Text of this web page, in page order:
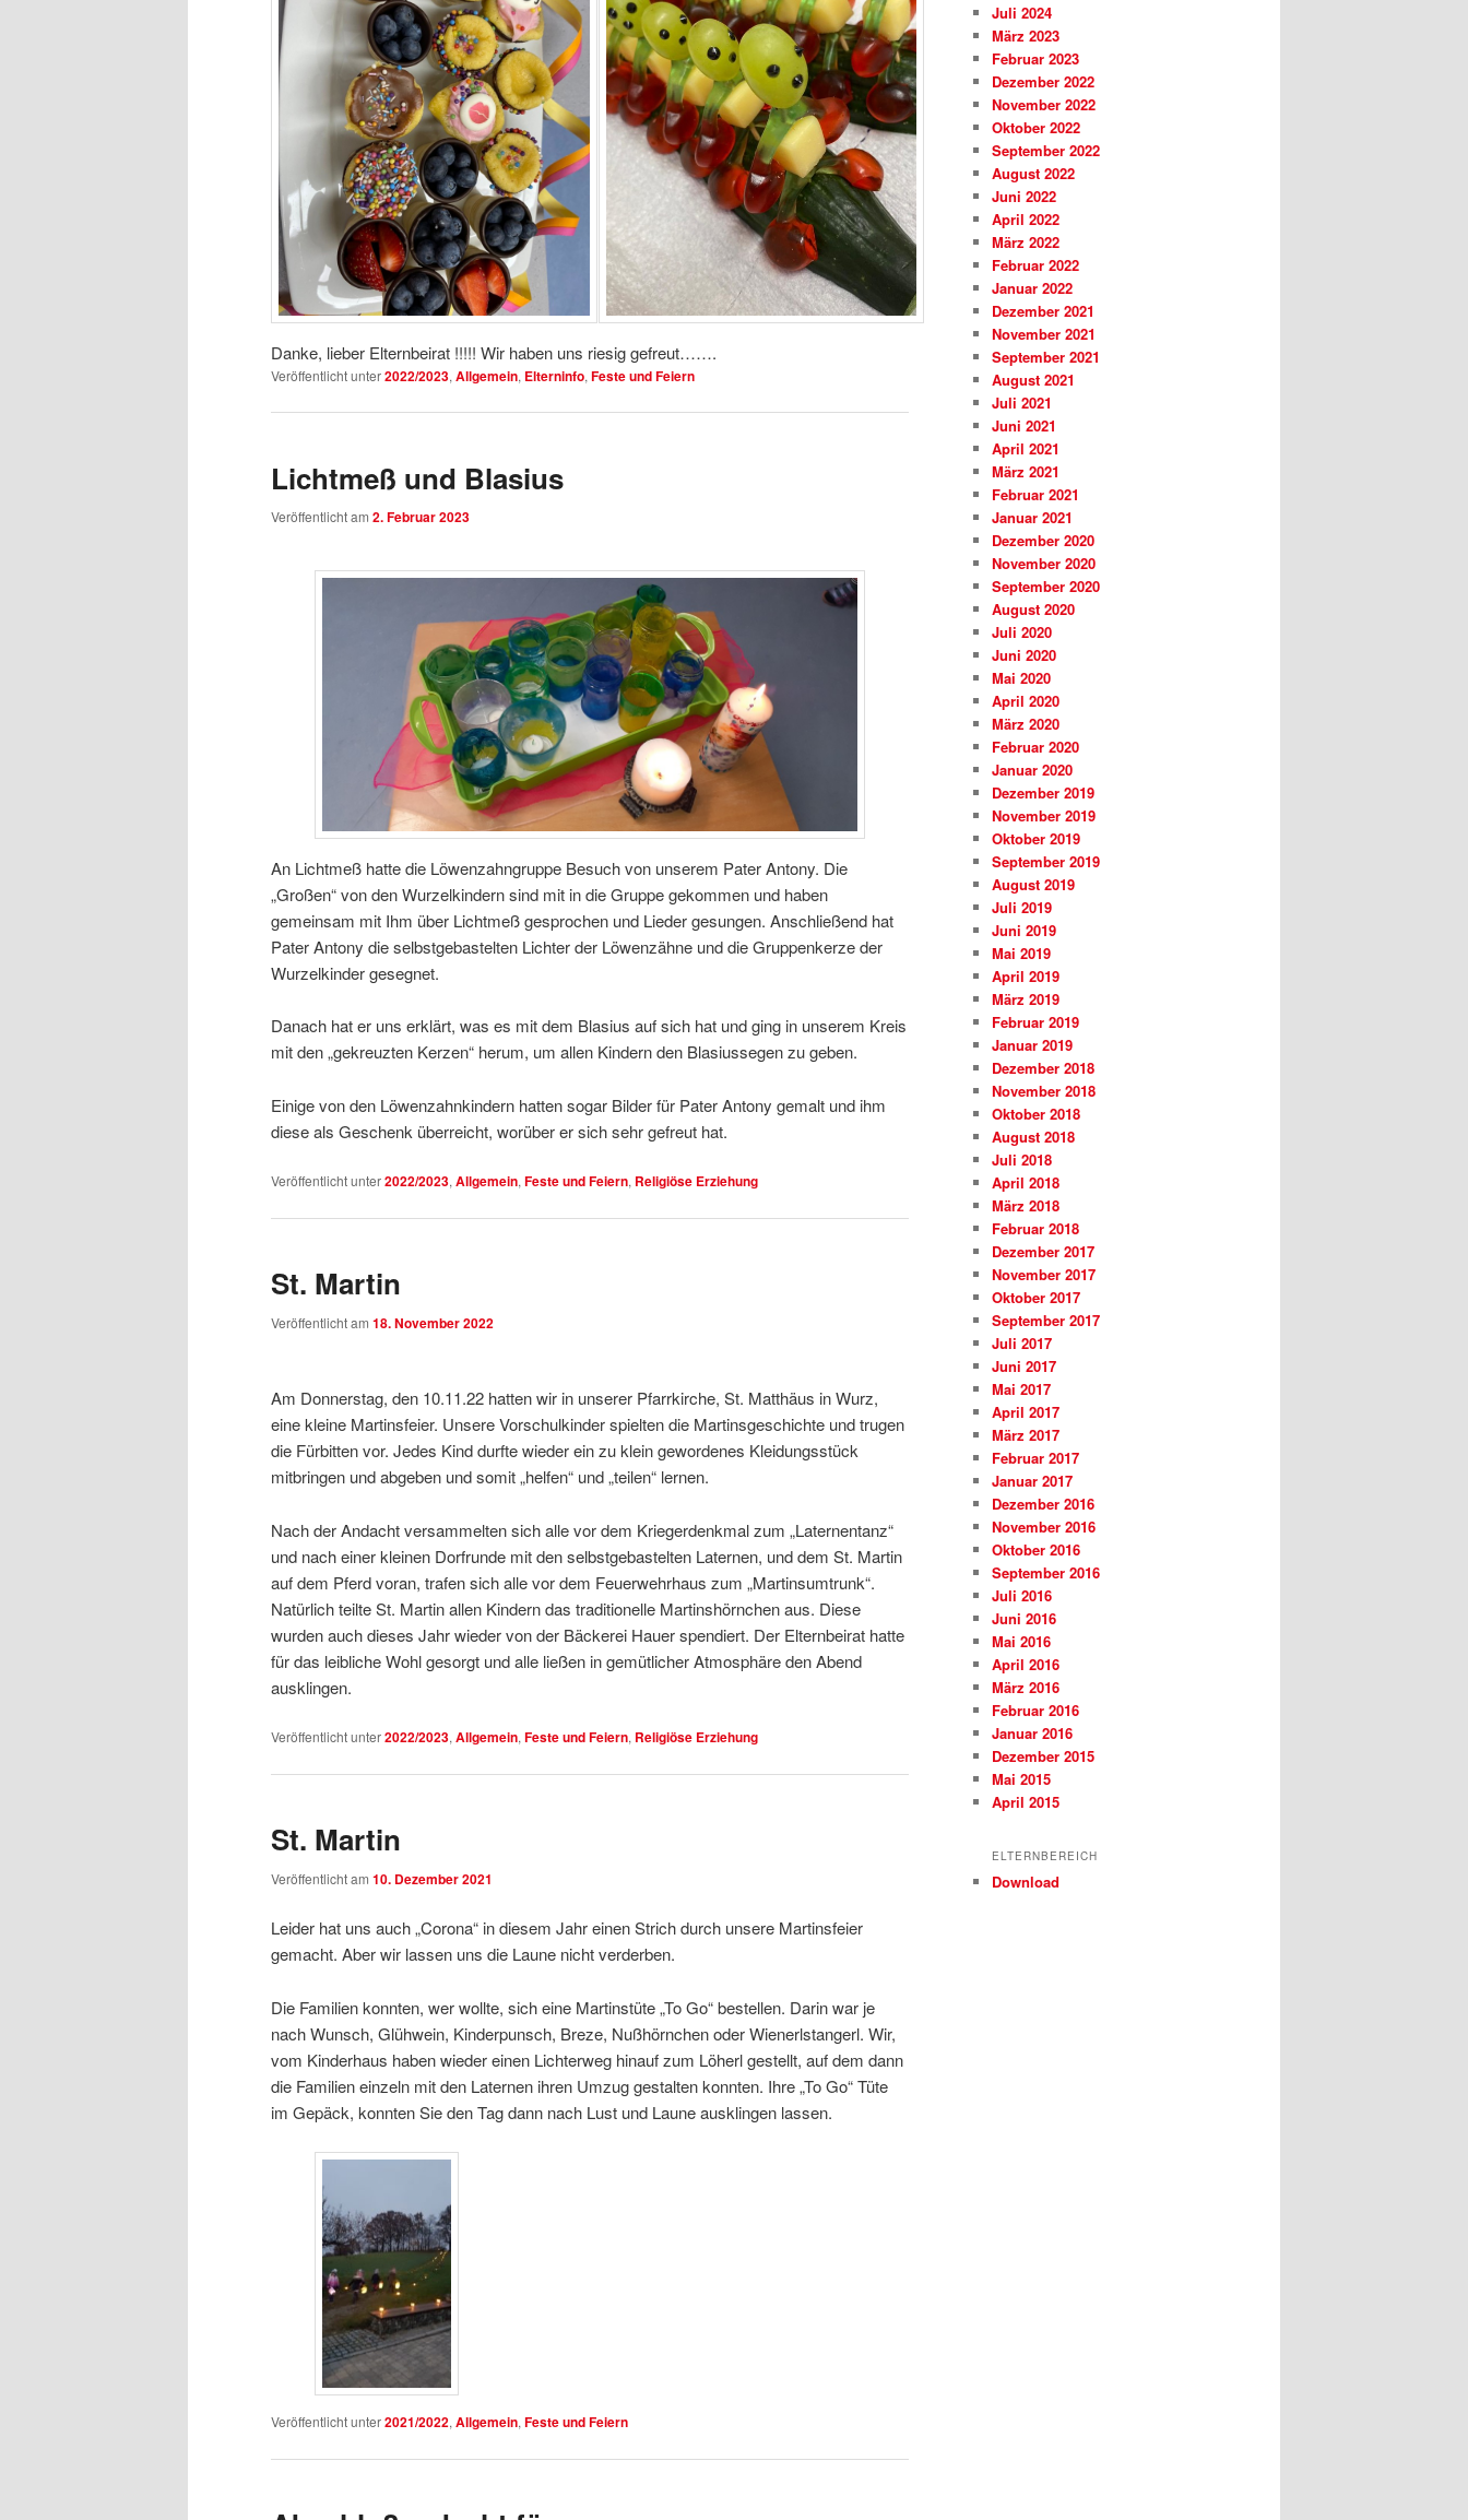
Danke, lieber Elternbeirat !!!!! Wir haben uns riesig gefreut…….
Veröffentlicht unter2022/2023, Allgemein, Elterninfo, Feste und Feiern
Lichtmeß und Blasius
Veröffentlicht am 2. Februar 2023
An Lichtmeß hatte die Löwenzahngruppe Besuch von unserem Pater Antony. Die
„Großen“ von den Wurzelkindern sind mit in die Gruppe gekommen und haben
gemeinsam mit Ihm über Lichtmeß gesprochen und Lieder gesungen. Anschließend hat
Pater Antony die selbstgebastelten Lichter der Löwenzähne und die Gruppenkerze der
Wurzelkinder gesegnet.
Danach hat er uns erklärt, was es mit dem Blasius auf sich hat und ging in unserem Kreis
mit den „gekreuzten Kerzen“ herum, um allen Kindern den Blasiussegen zu geben.
Einige von den Löwenzahnkindern hatten sogar Bilder für Pater Antony gemalt und ihm
diese als Geschenk überreicht, worüber er sich sehr gefreut hat.
Veröffentlicht unter2022/2023, Allgemein, Feste und Feiern, Religiöse Erziehung
St. Martin
Veröffentlicht am 18. November 2022
Am Donnerstag, den 10.11.22 hatten wir in unserer Pfarrkirche, St. Matthäus in Wurz,
eine kleine Martinsfeier. Unsere Vorschulkinder spielten die Martinsgeschichte und trugen
die Fürbitten vor. Jedes Kind durfte wieder ein zu klein gewordenes Kleidungsstück
mitbringen und abgeben und somit „helfen“ und „teilen“ lernen.
Nach der Andacht versammelten sich alle vor dem Kriegerdenkmal zum „Laternentanz“
und nach einer kleinen Dorfrunde mit den selbstgebastelten Laternen, und dem St. Martin
auf dem Pferd voran, trafen sich alle vor dem Feuerwehrhaus zum „Martinsumtrunk“.
Natürlich teilte St. Martin allen Kindern das traditionelle Martinshörnchen aus. Diese
wurden auch dieses Jahr wieder von der Bäckerei Hauer spendiert. Der Elternbeirat hatte
für das leibliche Wohl gesorgt und alle ließen in gemütlicher Atmosphäre den Abend
ausklingen.
Veröffentlicht unter2022/2023, Allgemein, Feste und Feiern, Religiöse Erziehung
St. Martin
Veröffentlicht am 10. Dezember 2021
Leider hat uns auch „Corona“ in diesem Jahr einen Strich durch unsere Martinsfeier
gemacht. Aber wir lassen uns die Laune nicht verderben.
Die Familien konnten, wer wollte, sich eine Martinstüte „To Go“ bestellen. Darin war je
nach Wunsch, Glühwein, Kinderpunsch, Breze, Nußhörnchen oder Wienerlstangerl. Wir,
vom Kinderhaus haben wieder einen Lichterweg hinauf zum Löherl gestellt, auf dem dann
die Familien einzeln mit den Laternen ihren Umzug gestalten konnten. Ihre „To Go“ Tüte
im Gepäck, konnten Sie den Tag dann nach Lust und Laune ausklingen lassen.
Veröffentlicht unter2021/2022, Allgemein, Feste und Feiern
Juli 2024
März 2023
Februar 2023
Dezember 2022
November 2022
Oktober 2022
September 2022
August 2022
Juni 2022
April 2022
März 2022
Februar 2022
Januar 2022
Dezember 2021
November 2021
September 2021
August 2021
Juli 2021
Juni 2021
April 2021
März 2021
Februar 2021
Januar 2021
Dezember 2020
November 2020
September 2020
August 2020
Juli 2020
Juni 2020
Mai 2020
April 2020
März 2020
Februar 2020
Januar 2020
Dezember 2019
November 2019
Oktober 2019
September 2019
August 2019
Juli 2019
Juni 2019
Mai 2019
April 2019
März 2019
Februar 2019
Januar 2019
Dezember 2018
November 2018
Oktober 2018
August 2018
Juli 2018
April 2018
März 2018
Februar 2018
Dezember 2017
November 2017
Oktober 2017
September 2017
Juli 2017
Juni 2017
Mai 2017
April 2017
März 2017
Februar 2017
Januar 2017
Dezember 2016
November 2016
Oktober 2016
September 2016
Juli 2016
Juni 2016
Mai 2016
April 2016
März 2016
Februar 2016
Januar 2016
Dezember 2015
Mai 2015
April 2015
ELTERNBEREICH
Download